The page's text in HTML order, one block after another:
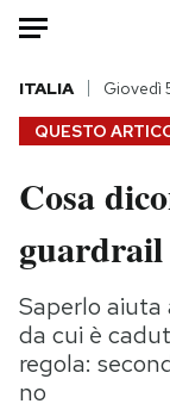
HOME
Italia
Politica
Tecnologia
Internet
Scienza
QUESTO
ITALIA Giovedì
Cosa
guardrail
Saperlo aiuta
da cui è
regola:
no